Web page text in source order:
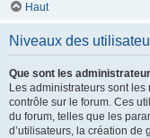
Haut
Niveaux des
Que sont les
Les administrateurs sont
contrôle sur le forum. Ces
du forum, telles que les
d’utilisateurs, la création de